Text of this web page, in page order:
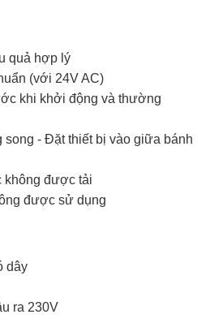
quả hợp lý
(với 24V AC)
khi khởi động và thường
song - Đặt thiết bị vào giữa bánh
không được tải
được sử dụng
dây
ra 230V